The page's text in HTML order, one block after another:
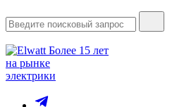
Более 15 лет
на рынке
электрики